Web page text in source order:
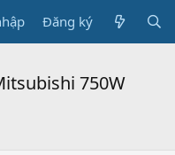
Đăng ký
750W